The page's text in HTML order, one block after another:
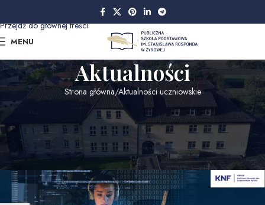
Przejdź do głównej treści
MENU
Aktualności
Strona główna Aktualności uczniowskie
AKTUALNOŚCI UCZNIOWSKIE
WEBINARIA Z ZAKRESU
CYBERBEZPIECZEŃSTWA
Data publikacji: 2024-05-10